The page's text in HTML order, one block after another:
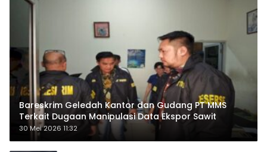
Bareskrim Geledah Kantor dan Gudang PT MMS
Terkait Dugaan Manipulasi Data Ekspor Sawit
30 Mei 2026 11:32